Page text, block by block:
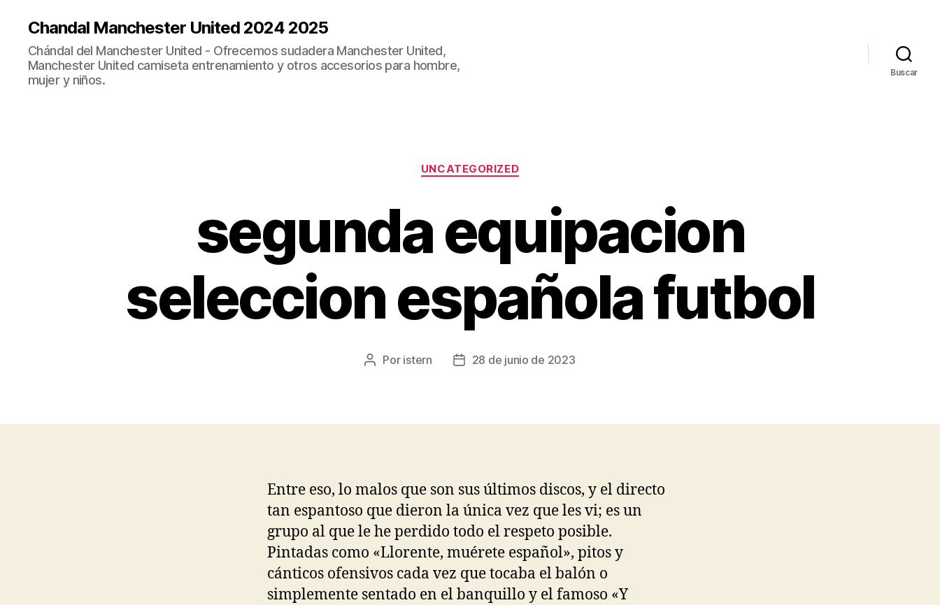
Chandal Manchester United 2024 2025
Chándal del Manchester United - Ofrecemos sudadera Manchester United,
Manchester United camiseta entrenamiento y otros accesorios para hombre,
mujer y niños.
Buscar
Categorías
UNCATEGORIZED
segunda equipacion
seleccion española futbol
Autor
Por istern
Fecha28 de junio de 2023
Entre eso, lo malos que son sus últimos discos, y el directo
tan espantoso que dieron la única vez que les vi; es un
grupo al que le he perdido todo el respeto posible.
Pintadas como «Llorente, muérete español», pitos y
cánticos ofensivos cada vez que tocaba el balón o
simplemente sentado en el banquillo y el famoso «Y